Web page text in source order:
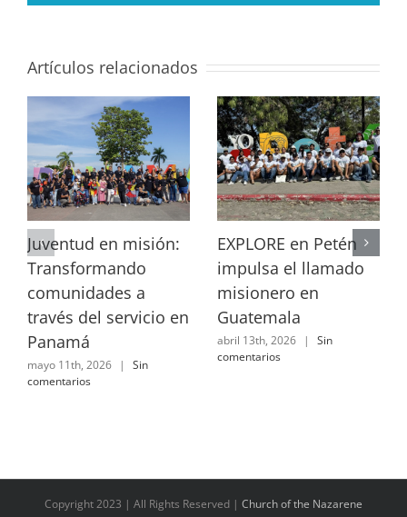
Artículos relacionados
Juventud en misión:
Transformando
comunidades a
través del servicio en
Panamá
mayo 11th, 2026 |
Sin
comentarios
EXPLORE en Petén
impulsa el llamado
misionero en
Guatemala
abril 13th, 2026 |
Sin
comentarios
Copyright 2023 | All Rights Reserved | Church of the Nazarene